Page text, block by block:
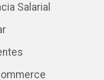
Salarial